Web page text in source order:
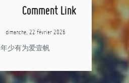
Comment Link
dimanche, 22 février 2026
年少有为爱壹帆